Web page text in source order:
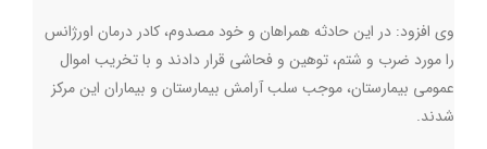
وی افزود: در این حادثه همراهان و خود مصدوم، کادر درمان اورژانس
را مورد ضرب و شتم، توهین و فحاشی قرار دادند و با تخریب اموال
عمومی بیمارستان، موجب سلب آرامش بیمارستان و بیماران این مرکز
شدند.